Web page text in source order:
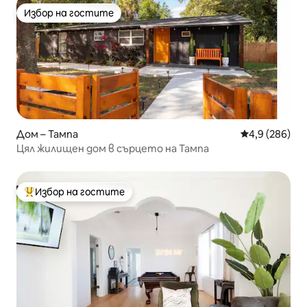
Избор на гостите
Избор на гостите
Дом – Тампа Средна
4,9 (286)
Цял жилищен дом в сърцето на Тампа
Най-популярен избор на гостите
Избор на гостите